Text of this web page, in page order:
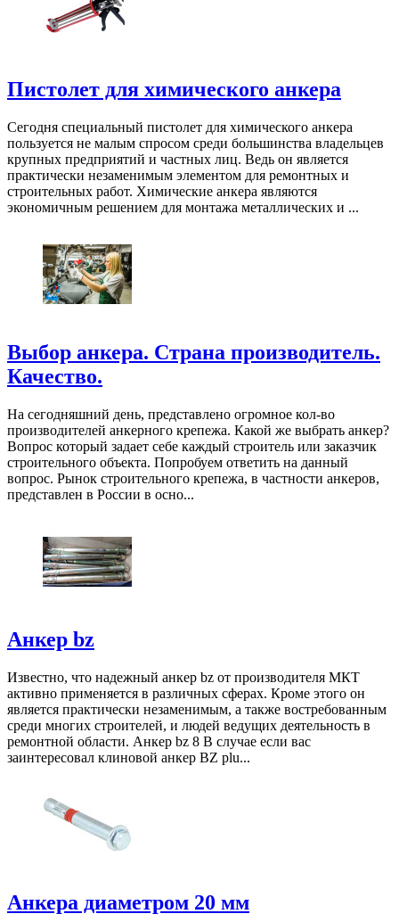
Пистолет для химического анкера
Сегодня специальный пистолет для химического анкера
пользуется не малым спросом среди большинства владельцев
крупных предприятий и частных лиц. Ведь он является
практически незаменимым элементом для ремонтных и
строительных работ. Химические анкера являются
экономичным решением для монтажа металлических и ...
Выбор анкера. Страна производитель.
Качество.
На сегодняшний день, представлено огромное кол-во
производителей анкерного крепежа. Какой же выбрать анкер?
Вопрос который задает себе каждый строитель или заказчик
строительного объекта. Попробуем ответить на данный
вопрос. Рынок строительного крепежа, в частности анкеров,
представлен в России в осно...
Анкер bz
Известно, что надежный анкер bz от производителя МКТ
активно применяется в различных сферах. Кроме этого он
является практически незаменимым, а также востребованным
среди многих строителей, и людей ведущих деятельность в
ремонтной области. Анкер bz 8 В случае если вас
заинтересовал клиновой анкер BZ plu...
Анкера диаметром 20 мм